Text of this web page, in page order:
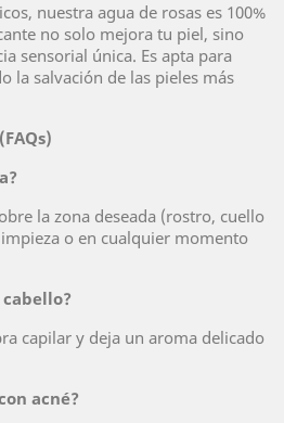
nuestra agua de rosas es 100%
no solo mejora tu piel, sino
sensorial única. Es apta para
la salvación de las pieles más
la zona deseada (rostro, cuello
o en cualquier momento
cabello?
capilar y deja un aroma delicado
acné?